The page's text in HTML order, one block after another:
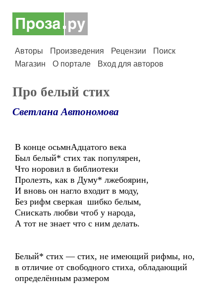
Авторы Произведения Рецензии
Поиск
Магазин
О портале Вход для авторов
Про белый стих
Светлана Автономова
В конце осьмнАдцатого века
Был белый* стих так популярен,
Что норовил в библиотеки
Пролезть, как в Думу* лжебоярин,
И вновь он нагло входит в моду,
Без рифм сверкая шибко белым,
Снискать любви чтоб у народа,
А тот не знает что с ним делать.
Белый* стих — стих, не имеющий рифмы, но,
в отличие от свободного стиха, обладающий
определённым размером